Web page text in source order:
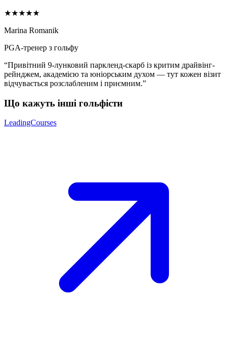
★★★★★
Marina Romanik
PGA-тренер з гольфу
“Привітний 9-лунковий паркленд-скарб із критим драйвінг-
рейнджем, академією та юніорським духом — тут кожен візит
відчувається розслабленим і приємним.”
Що кажуть інші гольфісти
LeadingCourses